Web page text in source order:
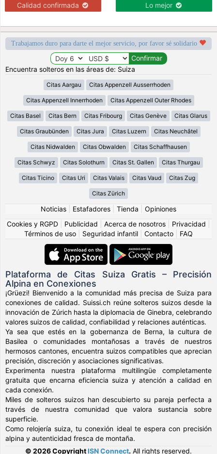
Calidad confirmada Lo mejor
Trabajamos duro para darte el mejor servicio, por favor sé solidario
Encuentra solteros en las áreas de: Suiza
Citas Aargau Citas Appenzell Ausserrhoden
Citas Appenzell Innerrhoden Citas Appenzell Outer Rhodes
Citas Basel Citas Bern Citas Fribourg Citas Genève Citas Glarus
Citas Graubünden Citas Jura Citas Luzern Citas Neuchâtel
Citas Nidwalden Citas Obwalden Citas Schaffhausen
Citas Schwyz Citas Solothurn Citas St. Gallen Citas Thurgau
Citas Ticino Citas Uri Citas Valais Citas Vaud Citas Zug
Citas Zürich
Noticias Estafadores Tienda
Opiniones
Cookies y RGPD
Publicidad Acerca de nosotros Privacidad
Términos de uso
Seguridad infantil Contacto FAQ
Plataforma de Citas Suiza Gratis – Precisión
Alpina en Conexiones
¡Grüezi! Bienvenido a la comunidad más precisa de Suiza para
conexiones de calidad. Suissi.ch reúne solteros suizos desde la
innovación de Zúrich hasta la diplomacia de Ginebra, celebrando
valores suizos de calidad, confiabilidad y relaciones auténticas.
Ya sea que estés en la gobernanza de Berna, la cultura de
Basilea o comunidades montañosas a través de nuestros
hermosos cantones, encuentra suizos compatibles que aprecian
precisión, discreción y asociaciones significativas.
Experimenta nuestra plataforma multilingüe completamente
gratuita que encarna eficiencia suiza y atención a calidad en
cada conexión.
Miles de solteros suizos han descubierto su pareja perfecta a
través de nuestra comunidad que valora sustancia sobre
superficie.
Como relojería suiza, tu conexión ideal te espera con precisión
alpina y autenticidad fresca de montaña.
© 2026 Copyright ISN Connect. All rights reserved.